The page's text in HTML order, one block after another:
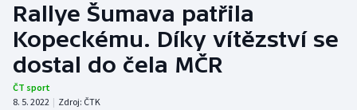
Hokej
Tenis
Atletika
Rallye Šumava patřila
Kopeckému. Díky vítězství se
dostal do čela MČR
ČT sport
8. 5. 2022 | Zdroj: ČTK